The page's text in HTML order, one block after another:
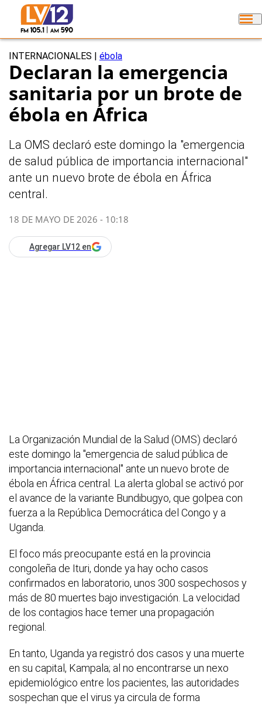
INTERNACIONALES ébola
Declaran la emergencia
sanitaria por un brote de
ébola en África
La OMS declaró este domingo la "emergencia
de salud pública de importancia internacional"
ante un nuevo brote de ébola en África
central.
18 DE MAYO DE 2026 - 10:18
Agregar LV12 en
La Organización Mundial de la Salud (OMS) declaró
este domingo la "emergencia de salud pública de
importancia internacional" ante un nuevo brote de
ébola en África central. La alerta global se activó por
el avance de la variante Bundibugyo, que golpea con
fuerza a la República Democrática del Congo y a
Uganda.
El foco más preocupante está en la provincia
congoleña de Ituri, donde ya hay ocho casos
confirmados en laboratorio, unos 300 sospechosos y
más de 80 muertes bajo investigación. La velocidad
de los contagios hace temer una propagación
regional.
En tanto, Uganda ya registró dos casos y una muerte
en su capital, Kampala; al no encontrarse un nexo
epidemiológico entre los pacientes, las autoridades
sospechan que el virus ya circula de forma